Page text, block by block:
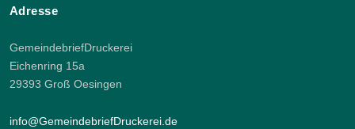
Adresse
GemeindebriefDruckerei
Eichenring 15a
29393 Groß Oesingen
info@GemeindebriefDruckerei.de